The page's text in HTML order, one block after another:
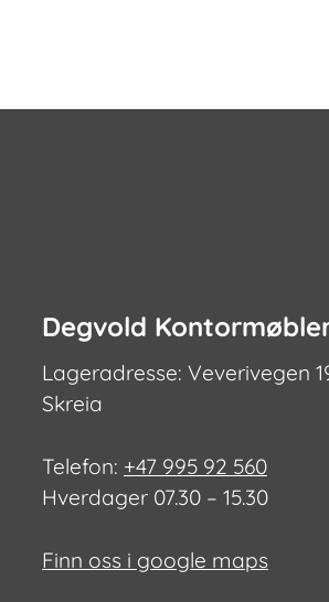
Degvold
Lageradresse: Veverivegen
Skreia
Telefon: +47 995 92 560
Hverdager 07.30 – 15.30
Finn oss i google maps